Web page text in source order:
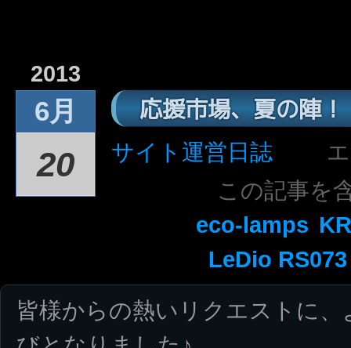
2013
6月
20
応援市場、夏の陣！
サイト運営日誌
この記事を
eco-lamps
LeDio RS073
皆様からの熱いリクエストに